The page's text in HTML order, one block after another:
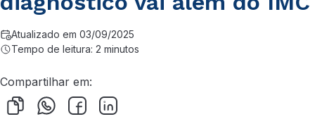
Atualizado em 03/09/2025
Tempo de leitura: 2 minutos
Compartilhar em: